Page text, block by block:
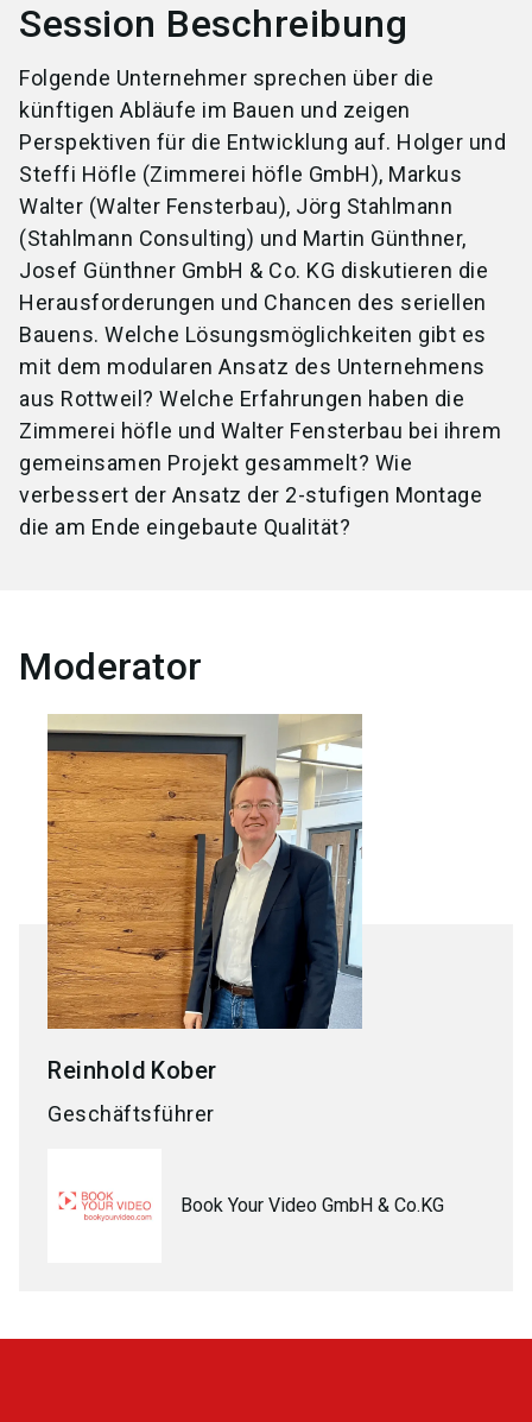
Session Beschreibung
Folgende Unternehmer sprechen über die
künftigen Abläufe im Bauen und zeigen
Perspektiven für die Entwicklung auf. Holger und
Steffi Höfle (Zimmerei höfle GmbH), Markus
Walter (Walter Fensterbau), Jörg Stahlmann
(Stahlmann Consulting) und Martin Günthner,
Josef Günthner GmbH & Co. KG diskutieren die
Herausforderungen und Chancen des seriellen
Bauens. Welche Lösungsmöglichkeiten gibt es
mit dem modularen Ansatz des Unternehmens
aus Rottweil? Welche Erfahrungen haben die
Zimmerei höfle und Walter Fensterbau bei ihrem
gemeinsamen Projekt gesammelt? Wie
verbessert der Ansatz der 2-stufigen Montage
die am Ende eingebaute Qualität?
Moderator
Reinhold Kober
Geschäftsführer
Book Your Video GmbH & Co.KG